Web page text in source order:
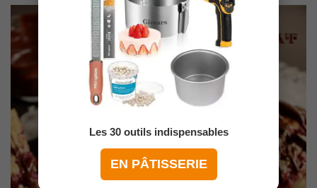
Les 30 outils indispensables
EN PÂTISSERIE